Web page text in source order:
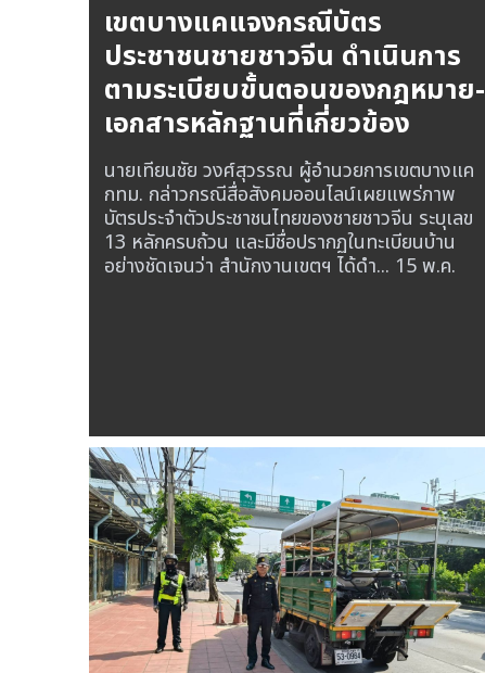
เขตบางแคแจงกรณีบัตร
ประชาชนชายชาวจีน ดำเนินการ
ตามระเบียบขั้นตอนของกฎหมาย-
เอกสารหลักฐานที่เกี่ยวข้อง
นายเทียนชัย วงศ์สุวรรณ ผู้อำนวยการเขตบางแค
กทม. กล่าวกรณีสื่อสังคมออนไลน์เผยแพร่ภาพ
บัตรประจำตัวประชาชนไทยของชายชาวจีน ระบุเลข
13 หลักครบถ้วน และมีชื่อปรากฏในทะเบียนบ้าน
อย่างชัดเจนว่า สำนักงานเขตฯ ได้ดำ... 15 พ.ค.